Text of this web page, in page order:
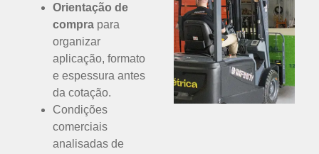
Orientação de
compra para
organizar
aplicação, formato
e espessura antes
da cotação.
Condições
comerciais
analisadas de